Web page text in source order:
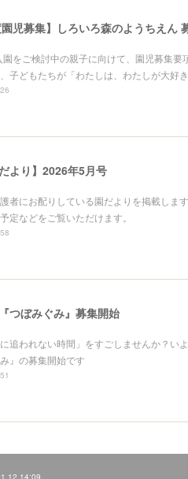
園児募集】しろいろ森のようちえん
をご検討中の親子に向けて、園児募集要
子どもたちが「わたしは、わたしが大好
より】2026年5月号
者にお配りしている園だよりを掲載しま
定などをご覧いただけます。
つぼみぐみ』募集開始
追われない時間」をすごしませんか？い
』の募集開始です
14:09